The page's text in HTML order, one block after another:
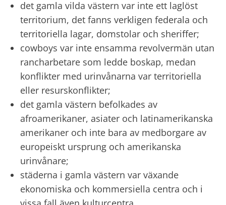
det gamla vilda västern var inte ett laglöst
territorium, det fanns verkligen federala och
territoriella lagar, domstolar och sheriffer;
cowboys var inte ensamma revolvermän utan
rancharbetare som ledde boskap, medan
konflikter med urinvånarna var territoriella
eller resurskonflikter;
det gamla västern befolkades av
afroamerikaner, asiater och latinamerikanska
amerikaner och inte bara av medborgare av
europeiskt ursprung och amerikanska
urinvånare;
städerna i gamla västern var växande
ekonomiska och kommersiella centra och i